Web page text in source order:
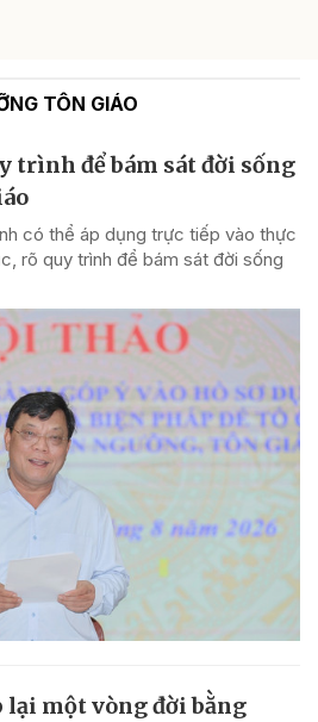
TÔN GIÁO
trình để bám sát đời sống
có thể áp dụng trực tiếp vào thực
rõ quy trình để bám sát đời sống
một vòng đời bằng